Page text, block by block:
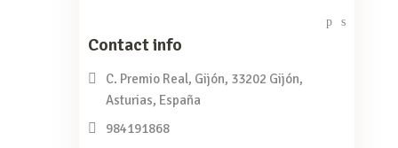
Contact info
C. Premio Real, Gijón, 33202 Gijón,
Asturias, España
984191868